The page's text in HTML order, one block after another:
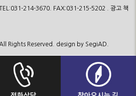
214-3670. FAX:031-215-5202 . 광고 책
Rights Reserved. design by SegiAD.